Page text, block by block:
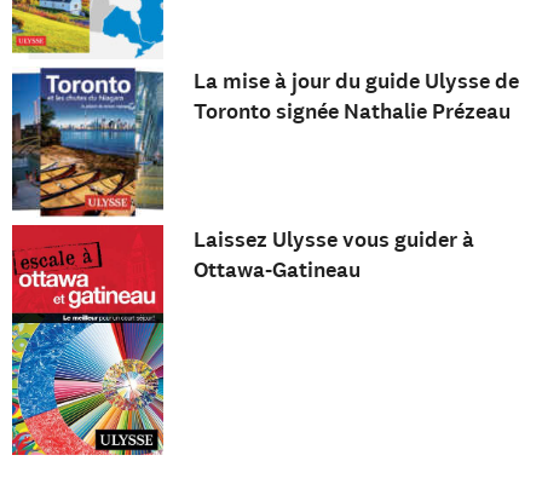
La mise à jour du guide Ulysse de
Toronto signée Nathalie Prézeau
Laissez Ulysse vous guider à
Ottawa-Gatineau